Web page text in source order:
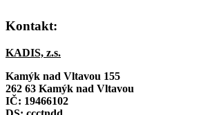
Kontakt:
KADIS, z.s.
Kamýk nad Vltavou 155
262 63 Kamýk nad Vltavou
IČ: 19466102